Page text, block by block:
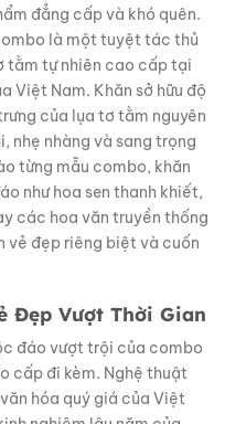
đẳng cấp và khó quên.
là một tuyệt tác thủ
tằm tự nhiên cao cấp tại
Việt Nam. Khăn sở hữu độ
của lụa tơ tằm nguyên
nhẹ nhàng và sang trọng
từng mẫu combo, khăn
như hoa sen thanh khiết,
các hoa văn truyền thống
vẻ đẹp riêng biệt và cuốn
Đẹp Vượt Thời Gian
đáo vượt trội của combo
cấp đi kèm. Nghệ thuật
hóa quý giá của Việt